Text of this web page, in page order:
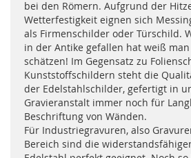
bei den Römern. Aufgrund der
Wetterfestigkeit eignen sich
als Firmenschilder oder Türschild.
in der Antike gefallen hat weiß
schätzen! Im Gegensatz zu
Kunststoffschildern steht die
der Edelstahlschilder, gefertigt in
Gravieranstalt immer noch für
Beschriftung von Wänden.
Für Industriegravuren, also
Bereich sind die